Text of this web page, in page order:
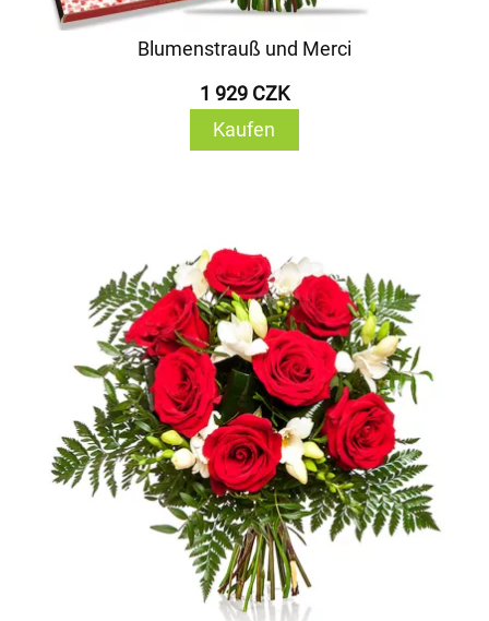
Blumenstrauß und Merci
1 929 CZK
Kaufen